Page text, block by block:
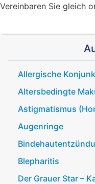
Vereinbaren Sie gleich
Allergische
Altersbedingte
Astigmatismus
Augenringe
Blepharitis
Der Grauer Star –